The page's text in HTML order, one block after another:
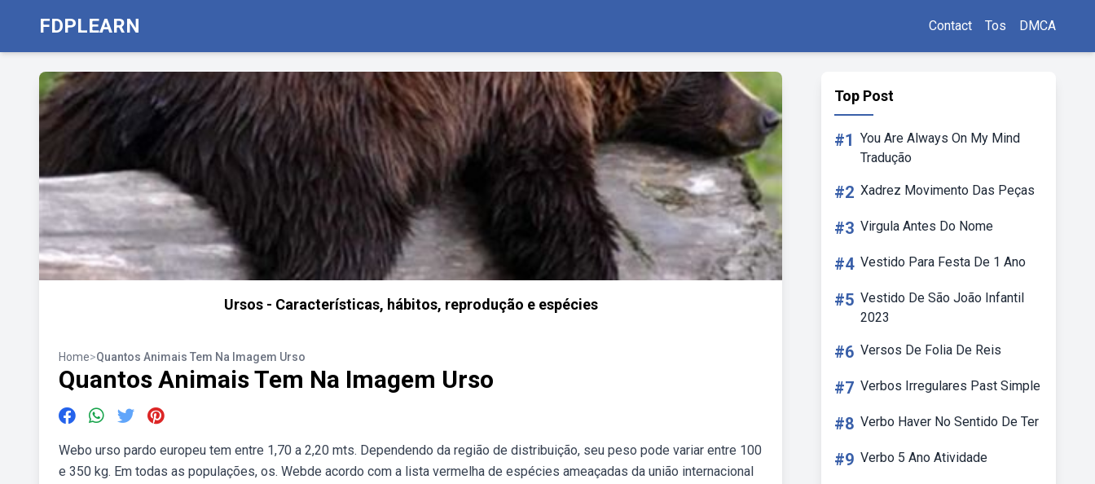
FDPLEARN Contact Tos DMCA
Ursos - Características, hábitos, reprodução e espécies
Home>Quantos Animais Tem Na Imagem Urso
Quantos Animais Tem Na Imagem Urso
Webo urso pardo europeu tem entre 1,70 a 2,20 mts. Dependendo da região de distribuição, seu peso pode variar entre 100
e 350 kg. Em todas as populações, os. Webde acordo com a lista vermelha de espécies ameaçadas da união internacional
Top Post
#1 You Are Always On My Mind
Tradução
#2 Xadrez Movimento Das Peças
#3 Virgula Antes Do Nome
#4 Vestido Para Festa De 1 Ano
#5 Vestido De São João Infantil
2023
#6 Versos De Folia De Reis
#7 Verbos Irregulares Past Simple
#8 Verbo Haver No Sentido De Ter
#9 Verbo 5 Ano Atividade